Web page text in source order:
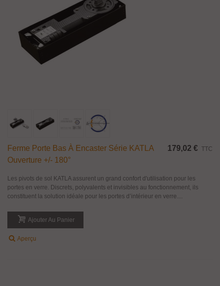
Ferme Porte Bas À Encaster Série KATLA
Ouverture +/- 180°
179,02 € TTC
Les pivots de sol KATLA assurent un grand confort d'utilisation pour les
portes en verre. Discrets, polyvalents et invisibles au fonctionnement, ils
constituent la solution idéale pour les portes d’intérieur en verre....
Ajouter Au Panier
Aperçu